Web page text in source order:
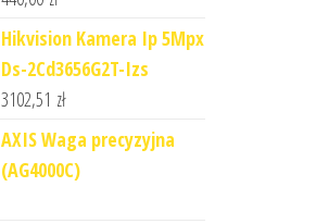
Hikvision Kamera Ip 5Mpx
Ds-2Cd3656G2T-Izs
3102,51 zł
AXIS Waga precyzyjna
(AG4000C)